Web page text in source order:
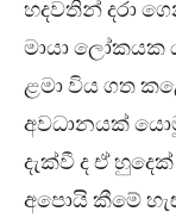
හදවතින් දරා
මායා ලෝකයක
ළමා විය ගත
අවධානයක්
දැක්වී ද ඒ
අපොයි කීමේ